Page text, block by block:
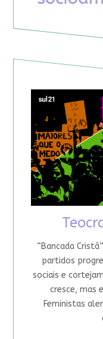
“Bancada
partidos
sociais e
cresce, mas
Feministas